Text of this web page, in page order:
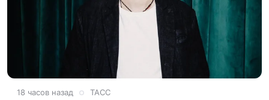
18 часов назад ТАСС